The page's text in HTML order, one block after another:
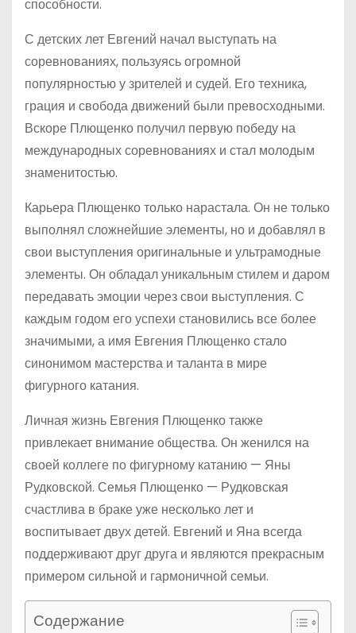
способности.
С детских лет Евгений начал выступать на
соревнованиях, пользуясь огромной
популярностью у зрителей и судей. Его техника,
грация и свобода движений были превосходными.
Вскоре Плющенко получил первую победу на
международных соревнованиях и стал молодым
знаменитостью.
Карьера Плющенко только нарастала. Он не только
выполнял сложнейшие элементы, но и добавлял в
свои выступления оригинальные и ультрамодные
элементы. Он обладал уникальным стилем и даром
передавать эмоции через свои выступления. С
каждым годом его успехи становились все более
значимыми, а имя Евгения Плющенко стало
синонимом мастерства и таланта в мире
фигурного катания.
Личная жизнь Евгения Плющенко также
привлекает внимание общества. Он женился на
своей коллеге по фигурному катанию — Яны
Рудковской. Семья Плющенко — Рудковская
счастлива в браке уже несколько лет и
воспитывает двух детей. Евгений и Яна всегда
поддерживают друг друга и являются прекрасным
примером сильной и гармоничной семьи.
Содержание